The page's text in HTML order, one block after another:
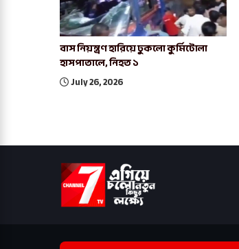
বাস নিয়ন্ত্রণ হারিয়ে ঢুকলো কুর্মিটোলা
হাসপাতালে, নিহত ১
July 26, 2026